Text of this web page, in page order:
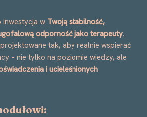
inwestycja w Twoją stabilność,
odporność jako terapeuty.
tak, aby realnie wspierać
– nie tylko na poziomie wiedzy, ale
i ucieleśnionych